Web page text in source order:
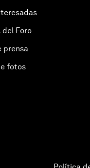
del Foro
prensa
fotos